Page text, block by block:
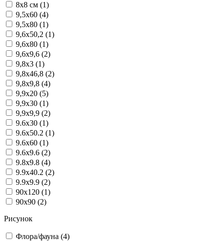
8x8 см (1)
9,5x60 (4)
9,5x80 (1)
9,6x50,2 (1)
9,6x80 (1)
9,6x9,6 (2)
9,8x3 (1)
9,8x46,8 (2)
9,8x9,8 (4)
9,9x20 (5)
9,9x30 (1)
9,9x9,9 (2)
9.6x30 (1)
9.6x50.2 (1)
9.6x60 (1)
9.6x9.6 (2)
9.8x9.8 (4)
9.9x40.2 (2)
9.9x9.9 (2)
90x120 (1)
90x90 (2)
Рисунок
Флора/фауна (4)